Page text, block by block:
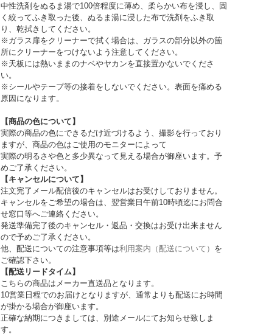
中性洗剤をぬるま湯で100倍程度に薄め、柔らかい布を浸し、固
く絞ってふき取った後、ぬるま湯に浸した布で洗剤をふき取
り、乾拭きしてください。
※ガラス扉をクリーナーで拭く場合は、ガラスの部分以外の箇
所にクリーナーをつけないよう注意してください。
※天板には熱いままのナベやヤカンを直接置かないでくださ
い。
※シールやテープ等の接着をしないでください。表面を痛める
原因になります。
【商品の色について】
実際の商品の色にできるだけ近づけるよう、撮影を行っており
ますが、商品の色はご使用のモニターによって
実際の明るさや色と多少異なって見える場合が御座います。予
めご了承ください。
【キャンセルについて】
注文完了メール配信後のキャンセルはお受けしておりません。
キャンセルをご希望の場合は、翌営業日午前10時頃迄にお問合
せ窓口等へご連絡ください。
発送準備完了後のキャンセル・返品・交換はお受け出来ません
ので予めご了承ください。
他、配送についての注意事項等は利用案内（配送について） を
ご確認下さい。
【配送リードタイム】
こちらの商品はメーカー直送品となります。
10営業日程でのお届けとなりますが、通常よりも配送にお時間
が掛かる場合が御座います。
正確な納期につきましては、別途メールにてお知らせ致しま
す。